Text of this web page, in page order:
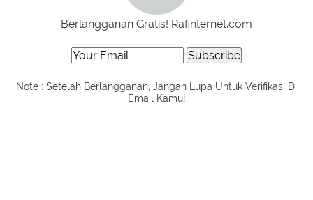
Berlangganan Gratis! Rafinternet.com
Note : Setelah Berlangganan, Jangan Lupa Untuk Verifikasi Di
Email Kamu!